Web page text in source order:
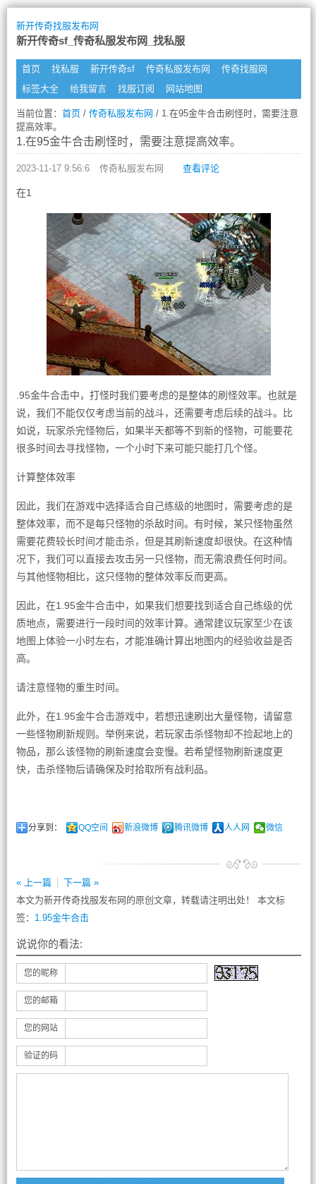
新开传奇找服发布网
新开传奇sf_传奇私服发布网_找私服
首页 找私服 新开传奇sf 传奇私服发布网
传奇找服网
标签大全
给我留言 找服订阅 网站地图
当前位置： 首页/ 传奇私服发布网 / 1.在95金牛合击刷怪时，需要注意
提高效率。
1.在95金牛合击刷怪时，需要注意提高效率。
2023-11-17 9:56:6 传奇私服发布网 查看评论
在1
.95金牛合击中，打怪时我们要考虑的是整体的刷怪效率。也就是
说，我们不能仅仅考虑当前的战斗，还需要考虑后续的战斗。比
如说，玩家杀完怪物后，如果半天都等不到新的怪物，可能要花
很多时间去寻找怪物，一个小时下来可能只能打几个怪。
计算整体效率
因此，我们在游戏中选择适合自己练级的地图时，需要考虑的是
整体效率，而不是每只怪物的杀敌时间。有时候，某只怪物虽然
需要花费较长时间才能击杀，但是其刷新速度却很快。在这种情
况下，我们可以直接去攻击另一只怪物，而无需浪费任何时间。
与其他怪物相比，这只怪物的整体效率反而更高。
因此，在1.95金牛合击中，如果我们想要找到适合自己练级的优
质地点，需要进行一段时间的效率计算。通常建议玩家至少在该
地图上体验一小时左右，才能准确计算出地图内的经验收益是否
高。
请注意怪物的重生时间。
此外，在1.95金牛合击游戏中，若想迅速刷出大量怪物，请留意
一些怪物刷新规则。举例来说，若玩家击杀怪物却不捡起地上的
物品，那么该怪物的刷新速度会变慢。若希望怪物刷新速度更
快，击杀怪物后请确保及时拾取所有战利品。
分享到： QQ空间 新浪微博 腾讯微博 人人网 微信
« 上一篇
下一篇 »
本文为新开传奇找服发布网的原创文章，转载请注明出处！ 本文标
签： 1.95金牛合击
说说你的看法:
您的昵称
您的邮箱
您的网站
验证的码